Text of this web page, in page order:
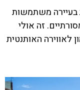
בעיירה משתמשות
זה אולי
לאווירה האותנטית